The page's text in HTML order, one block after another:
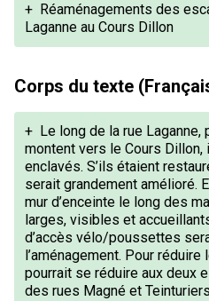
+ Réaménagements des
Laganne au Cours Dillon
Corps du texte
+ Le long de la rue
montent vers le Cours
enclavés. S’ils étaient
serait grandement amélioré.
mur d’enceinte le long des
larges, visibles et
d’accès vélo/poussettes
l’aménagement. Pour
pourrait se réduire aux deux
des rues Magné et